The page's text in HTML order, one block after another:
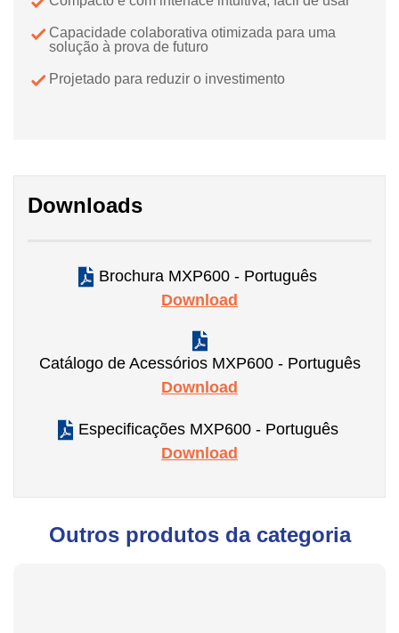
Capacidade colaborativa otimizada para uma
solução à prova de futuro
Projetado para reduzir o investimento
Downloads
Brochura MXP600 - Português
Download
Catálogo de Acessórios MXP600 - Português
Download
Especificações MXP600 - Português
Download
Outros produtos da categoria